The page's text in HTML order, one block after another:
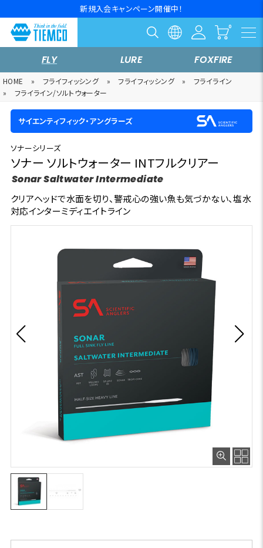
新規入会キャンペーン開催中！
FLY LURE FOXFIRE
HOME » フライフィッシング » フライフィッシング »
フライライン
»
フライライン/ソルトウォーター
サイエンティフィック・アングラーズ
ソナーシリーズ
ソナー ソルトウォーター INTフルクリアー
Sonar Saltwater Intermediate
クリアヘッドで水面を切り、警戒心の強い魚も気づかない、塩水
対応インターミディエイトライン